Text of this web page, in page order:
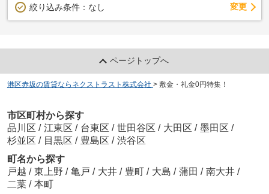
絞り込み条件： なし 変更
ページトップへ
港区赤坂の賃貸ならネクストラスト株式会社 > 敷金・礼金0円特集！
市区町村から探す
品川区 / 江東区 / 台東区 / 世田谷区 / 大田区 / 墨田区 /
杉並区 / 目黒区 / 豊島区 / 渋谷区
町名から探す
戸越 / 東上野 / 亀戸 / 大井 / 豊町 / 大島 / 蒲田 / 南大井 /
二葉 / 本町